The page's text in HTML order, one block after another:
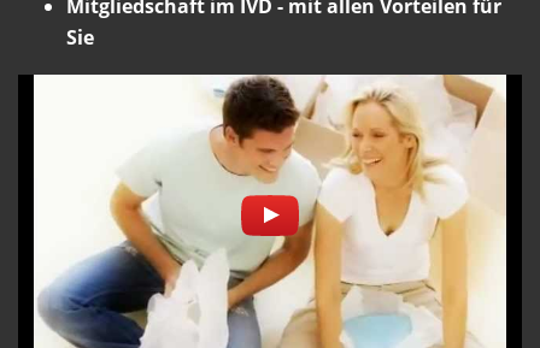
Mitgliedschaft im IVD - mit allen Vorteilen für
Sie